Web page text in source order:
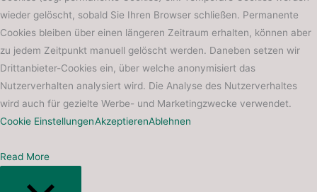
wieder gelöscht, sobald Sie Ihren Browser schließen. Permanente
Cookies bleiben über einen längeren Zeitraum erhalten, können aber
zu jedem Zeitpunkt manuell gelöscht werden. Daneben setzen wir
Drittanbieter-Cookies ein, über welche anonymisiert das
Nutzerverhalten analysiert wird. Die Analyse des Nutzerverhaltes
wird auch für gezielte Werbe- und Marketingzwecke verwendet.
Cookie EinstellungenAkzeptierenAblehnen
Read More